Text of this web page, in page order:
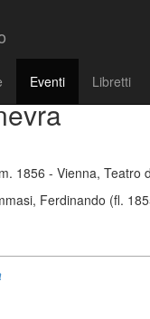
Eventi Libretti
1856 - Vienna, Teatro
Ferdinando (fl.